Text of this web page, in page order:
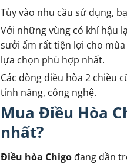
Tùy vào nhu cầu sử dụng,
Với những vùng có khí hậu
sưởi ấm rất tiện lợi cho
lựa chọn phù hợp nhất.
Các dòng điều hòa 2 chiều
tính năng, công nghệ.
Mua Điều Hòa
nhất?
Điều hòa Chigo đang dần